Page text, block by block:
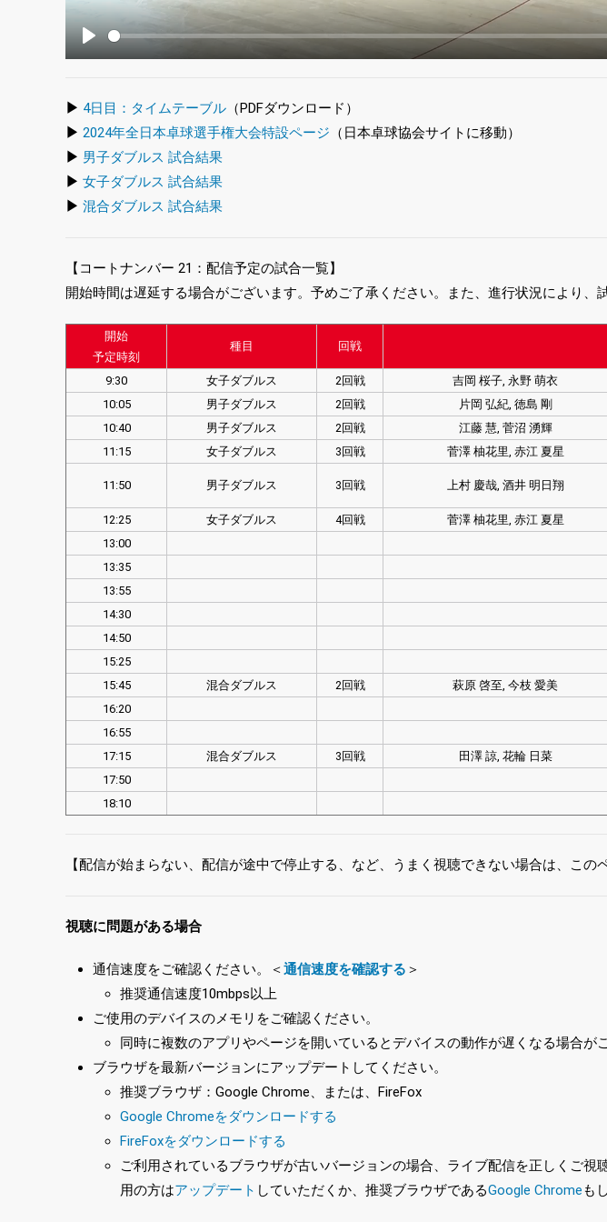
Play
▶ 4日目：タイムテーブル （PDFダウンロード）
▶ 2024年全日本卓球選手権大会特設ページ （日本卓球協会サイトに移動）
▶ 男子ダブルス 試合結果
▶ 女子ダブルス 試合結果
▶ 混合ダブルス 試合結果
【コートナンバー 21：配信予定の試合一覧】
開始時間は遅延する場合がございます。予めご了承ください。また、進行状況により、
開始
予定時刻
種目 回戦
9:30 女子ダブルス 2回戦 吉岡 桜子, 永野 萌衣
10:05
男子ダブルス 2回戦 片岡 弘紀, 徳島 剛
10:40
男子ダブルス 2回戦 江藤 慧, 菅沼 湧輝
11:15
女子ダブルス 3回戦 菅澤 柚花里, 赤江 夏星
11:50 男子ダブルス 3回戦 上村 慶哉, 酒井 明日翔
12:25
女子ダブルス 4回戦 菅澤 柚花里, 赤江 夏星
13:00
13:35
13:55
14:30
14:50
15:25
15:45
混合ダブルス 2回戦 萩原 啓至, 今枝 愛美
16:20
16:55
17:15
混合ダブルス 3回戦 田澤 諒, 花輪 日菜
17:50
18:10
【配信が始まらない、配信が途中で停止する、など、うまく視聴できない場合は、この
視聴に問題がある場合
通信速度をご確認ください。＜通信速度を確認する ＞
推奨通信速度10mbps以上
ご使用のデバイスのメモリをご確認ください。
同時に複数のアプリやページを開いているとデバイスの動作が遅くなる場合が
ブラウザを最新バージョンにアップデートしてください。
推奨ブラウザ：Google Chrome、または、FireFox
Google Chromeをダウンロードする
FireFoxをダウンロードする
ご利用されているブラウザが古いバージョンの場合、ライブ配信を正しくご
用の方はアップデート していただくか、推奨ブラウザであるGoogle Chromeも